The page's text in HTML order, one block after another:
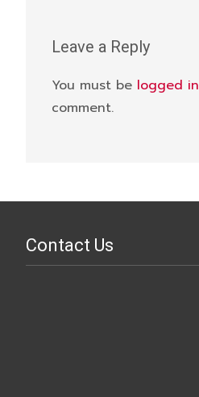
Leave a Reply
You must be logged in
comment.
Contact Us